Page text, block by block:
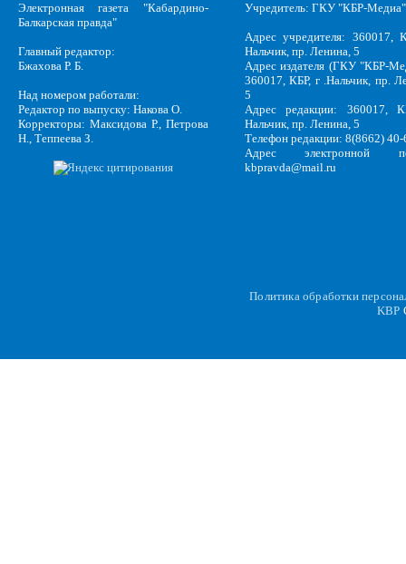
Электронная газета "Кабардино-
Балкарская правда"
Главный редактор:
Бжахова Р. Б.
Над номером работали:
Редактор по выпуску: Накова О.
Корректоры: Максидова Р., Петрова
Н., Теппеева З.
Учредитель: ГКУ "КБР-Медиа"
Адрес учредителя: 360017,
Нальчик, пр. Ленина, 5
Адрес издателя (ГКУ "КБР-
360017, КБР, г .Нальчик, пр.
5
Адрес редакции: 360017,
Нальчик, пр. Ленина, 5
Телефон редакции: 8(8662)
Адрес электронной
kbpravda@mail.ru
Политика обработки
KBP